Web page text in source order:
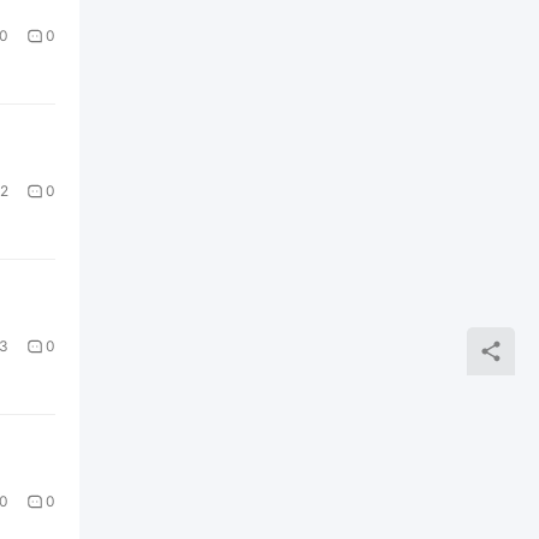
0 0
2 0
3 0
0 0